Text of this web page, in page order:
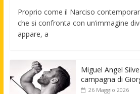
Proprio come il Narciso
che si confronta con un’immagine
appare, a
Miguel Angel
campagna di
26 Maggio 2026